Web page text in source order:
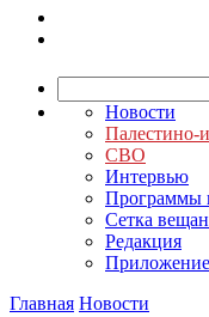
Новости
Палестино-
СВО
Интервью
Программы
Сетка
Редакция
Приложение
Главная Новости